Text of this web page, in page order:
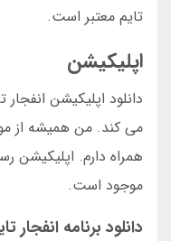
تایم معتبر است.
اپلیکیشن
دانلود اپلیکیشن انفجار
می کند. من همیشه از
موجود است.
دانلود برنامه انفجار